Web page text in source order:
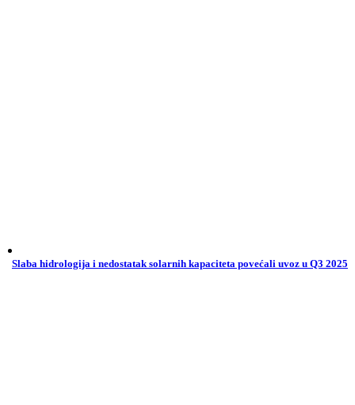
Slaba hidrologija i nedostatak solarnih kapaciteta povećali uvoz u Q3 2025